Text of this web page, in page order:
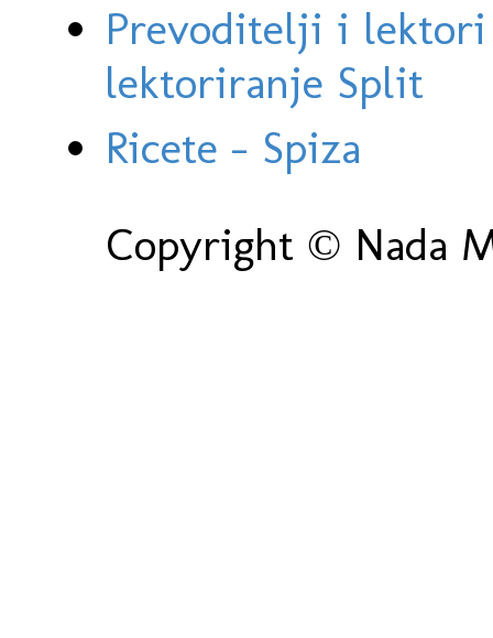
Prevoditelji i
lektoriranje Split
Ricete - Spiza
Copyright © Nada